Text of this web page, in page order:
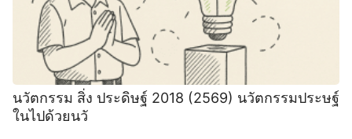
นวัตกรรม สิ่ง ประดิษฐ์ 2018 (2569) นวัตกรรมประษฐ์
ในไปด้วยนวั